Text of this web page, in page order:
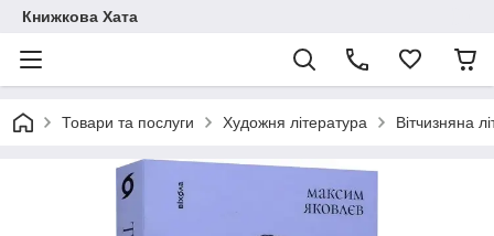
Книжкова Хата
Товари та послуги Художня література Вітчизняна